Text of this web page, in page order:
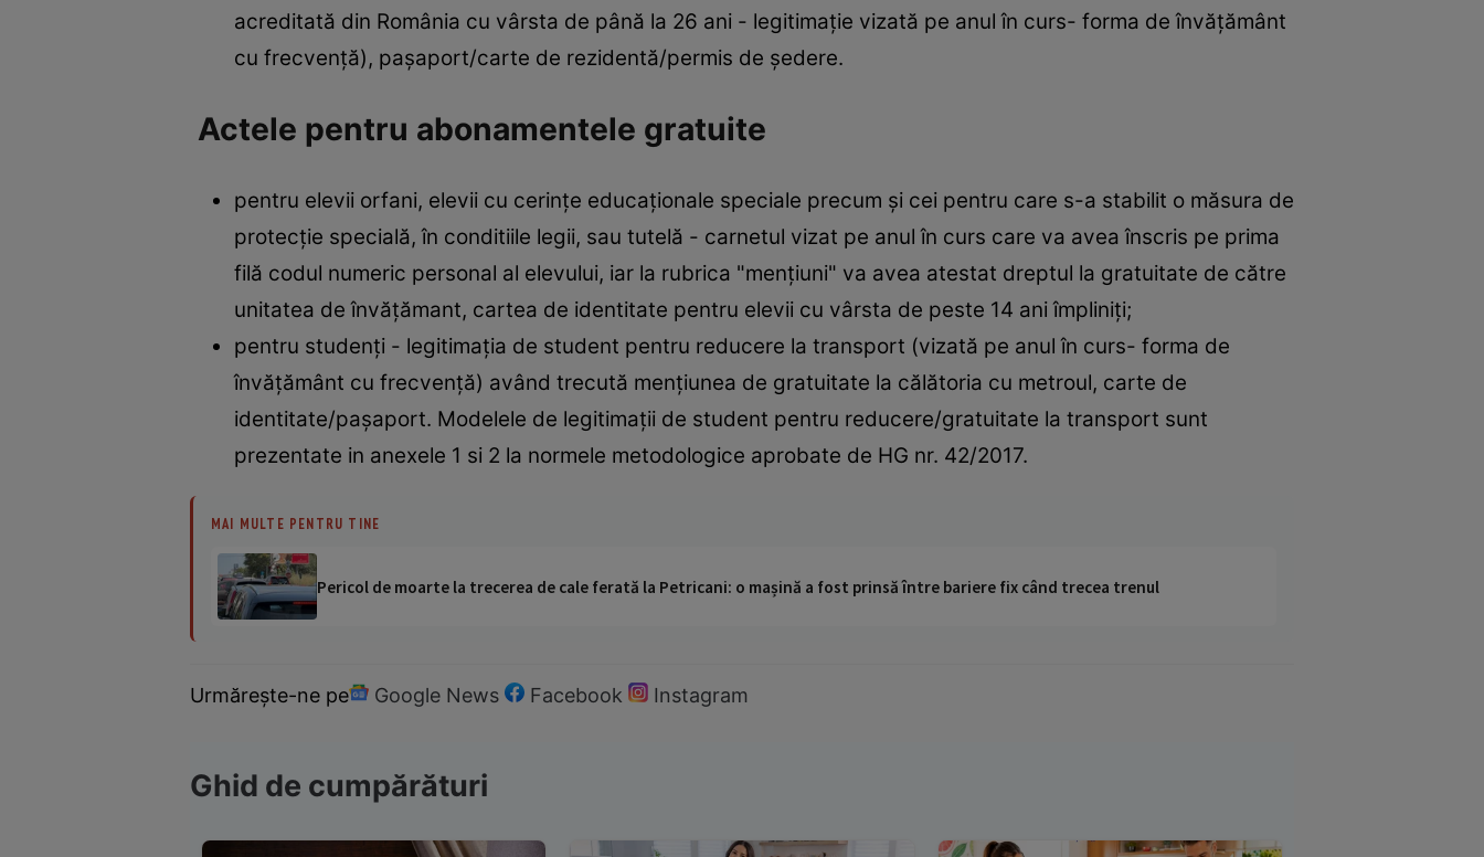
acreditată din România cu vârsta de până la 26 ani - legitimație vizată pe anul în curs- forma de învățământ
cu frecvență), pașaport/carte de rezidentă/permis de ședere.
Actele pentru abonamentele gratuite
pentru elevii orfani, elevii cu cerințe educaționale speciale precum și cei pentru care s-a stabilit o măsura de
protecție specială, în conditiile legii, sau tutelă - carnetul vizat pe anul în curs care va avea înscris pe prima
filă codul numeric personal al elevului, iar la rubrica "mențiuni" va avea atestat dreptul la gratuitate de către
unitatea de învățămant, cartea de identitate pentru elevii cu vârsta de peste 14 ani împliniți;
pentru studenți - legitimația de student pentru reducere la transport (vizată pe anul în curs- forma de
învățământ cu frecvență) având trecută mențiunea de gratuitate la călătoria cu metroul, carte de
identitate/pașaport. Modelele de legitimații de student pentru reducere/gratuitate la transport sunt
prezentate in anexele 1 si 2 la normele metodologice aprobate de HG nr. 42/2017.
MAI MULTE PENTRU TINE
Pericol de moarte la trecerea de cale ferată la Petricani: o mașină a fost prinsă între bariere fix când trecea trenul
Urmărește-ne pe Google News Facebook Instagram
Ghid de cumpărături